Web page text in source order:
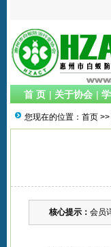
首 页 | 关于协会 |
您现在的位置： 首页 >>
核心提示： 会员